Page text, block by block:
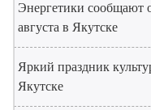
Энергетики сообщают
августа в Якутске
Яркий праздник
Якутске